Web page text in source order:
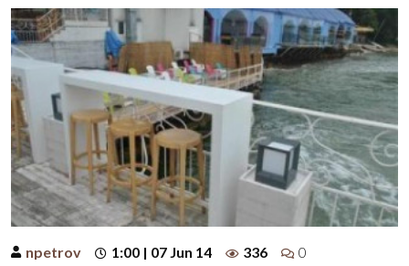
npetrov 1:00 | 07 Jun 14 336 0